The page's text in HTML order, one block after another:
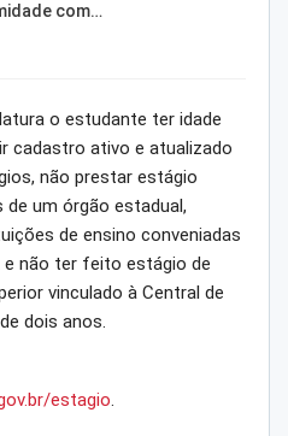
com…
o estudante ter idade
cadastro ativo e atualizado
não prestar estágio
um órgão estadual,
de ensino conveniadas
e não ter feito estágio de
vinculado à Central de
dois anos.
estagio.